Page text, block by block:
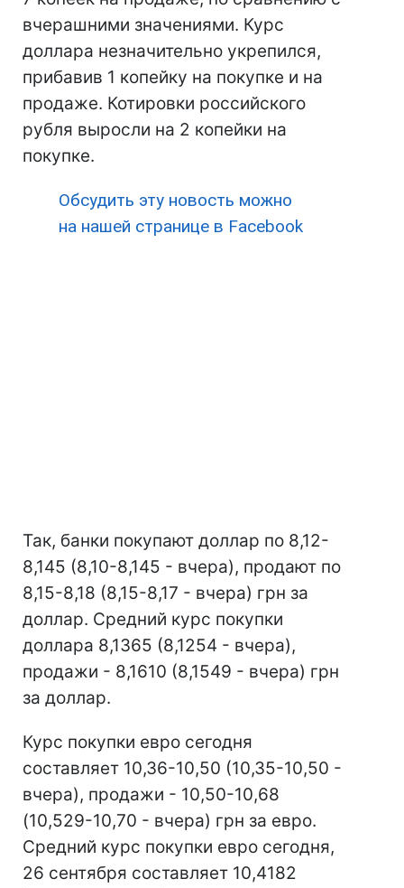
вчерашними значениями. Курс
доллара незначительно укрепился,
прибавив 1 копейку на покупке и на
продаже. Котировки российского
рубля выросли на 2 копейки на
покупке.
Обсудить эту новость можно
на нашей странице в Facebook
Так, банки покупают доллар по 8,12-
8,145 (8,10-8,145 - вчера), продают по
8,15-8,18 (8,15-8,17 - вчера) грн за
доллар. Средний курс покупки
доллара 8,1365 (8,1254 - вчера),
продажи - 8,1610 (8,1549 - вчера) грн
за доллар.
Курс покупки евро сегодня
составляет 10,36-10,50 (10,35-10,50 -
вчера), продажи - 10,50-10,68
(10,529-10,70 - вчера) грн за евро.
Средний курс покупки евро сегодня,
26 сентября составляет 10,4182